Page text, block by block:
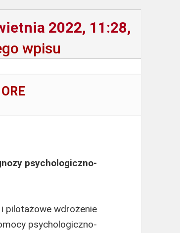
2022, 11:28,
wpisu
psychologiczno-
pilotażowe wdrożenie
psychologiczno-